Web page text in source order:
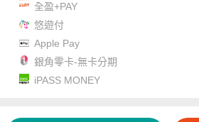
全盈+PAY
悠遊付
Apple Pay
銀角零卡-無卡分期
iPASS MONEY